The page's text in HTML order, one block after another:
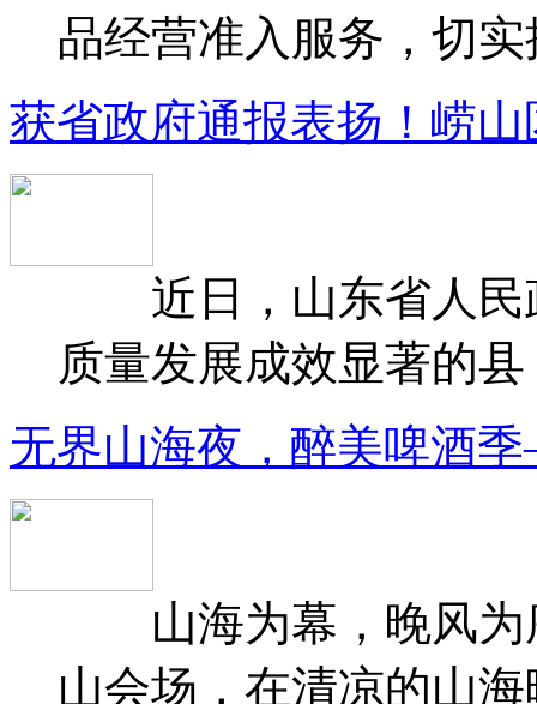
品经营准入服务，切
获省政府通报表扬！崂
近日，山东省人民
质量发展成效显著的
无界山海夜，醉美啤酒
山海为幕，晚风为
山会场，在清凉的山